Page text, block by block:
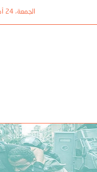
الجمعة، 24 أكتوبر، 2014 — 20267 20263 20261